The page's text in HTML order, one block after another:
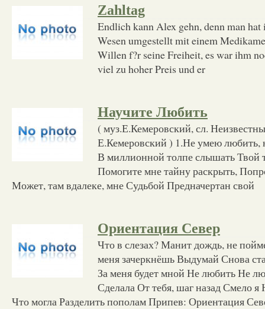
Zahltag
Endlich kann Alex gehn, denn man hat
Wesen umgestellt mit einem
Willen f?r seine Freiheit, es war ihm
viel zu hoher Preis und er
Научите Любить
( муз.Е.Кемеровский, сл.
Е.Кемеровский ) 1.Не умею любить,
В миллионной толпе слышать Твой
Помогите мне тайну раскрыть,
Может, там вдалеке, мне Судьбой Предначертан свой
Ориентация Север
Что в слезах? Манит дождь, не
меня зачеркнёшь Выдумай Снова
За меня будет мной Не любить Не
Сделала От тебя, шаг назад Смело
Что могла Разделить пополам Припев: Ориентация